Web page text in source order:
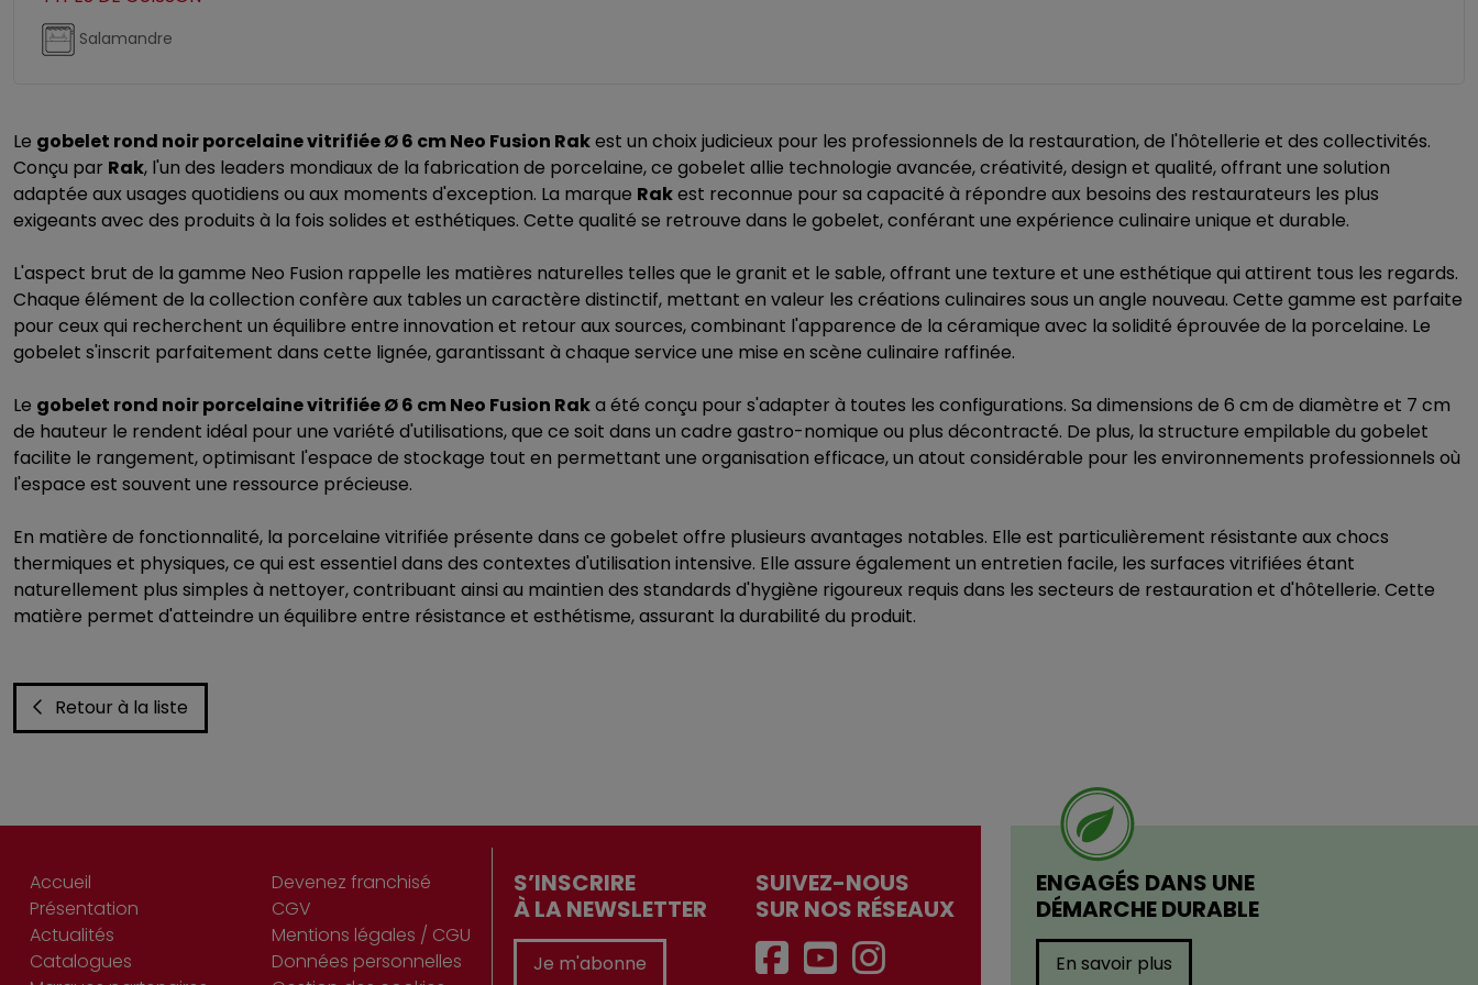
Salamandre
Le gobelet rond noir porcelaine vitrifiée Ø 6 cm Neo Fusion Rakest un choix judicieux pour les professionnels de la restauration, de l'hôtellerie et des collectivités.
Conçu par Rak, l'un des leaders mondiaux de la fabrication de porcelaine, ce gobelet allie technologie avancée, créativité, design et qualité, offrant une solution
adaptée aux usages quotidiens ou aux moments d'exception. La marque Rakest reconnue pour sa capacité à répondre aux besoins des restaurateurs les plus
exigeants avec des produits à la fois solides et esthétiques. Cette qualité se retrouve dans le gobelet, conférant une expérience culinaire unique et durable.
L'aspect brut de la gamme Neo Fusion rappelle les matières naturelles telles que le granit et le sable, offrant une texture et une esthétique qui attirent tous les regards.
Chaque élément de la collection confère aux tables un caractère distinctif, mettant en valeur les créations culinaires sous un angle nouveau. Cette gamme est parfaite
pour ceux qui recherchent un équilibre entre innovation et retour aux sources, combinant l'apparence de la céramique avec la solidité éprouvée de la porcelaine. Le
gobelet s'inscrit parfaitement dans cette lignée, garantissant à chaque service une mise en scène culinaire raffinée.
Le gobelet rond noir porcelaine vitrifiée Ø 6 cm Neo Fusion Raka été conçu pour s'adapter à toutes les configurations. Sa dimensions de 6 cm de diamètre et 7 cm
de hauteur le rendent idéal pour une variété d'utilisations, que ce soit dans un cadre gastro-nomique ou plus décontracté. De plus, la structure empilable du gobelet
facilite le rangement, optimisant l'espace de stockage tout en permettant une organisation efficace, un atout considérable pour les environnements professionnels où
l'espace est souvent une ressource précieuse.
En matière de fonctionnalité, la porcelaine vitrifiée présente dans ce gobelet offre plusieurs avantages notables. Elle est particulièrement résistante aux chocs
thermiques et physiques, ce qui est essentiel dans des contextes d'utilisation intensive. Elle assure également un entretien facile, les surfaces vitrifiées étant
naturellement plus simples à nettoyer, contribuant ainsi au maintien des standards d'hygiène rigoureux requis dans les secteurs de restauration et d'hôtellerie. Cette
matière permet d'atteindre un équilibre entre résistance et esthétisme, assurant la durabilité du produit.
Retour à la liste
ENGAGÉS DANS UNE
DÉMARCHE DURABLE
En savoir plus
Accueil
Présentation
Actualités
Catalogues
Devenez franchisé
CGV
Mentions légales / CGU
Données personnelles
S’INSCRIRE
À LA NEWSLETTER
Je m'abonne
SUIVEZ-NOUS
SUR NOS RÉSEAUX